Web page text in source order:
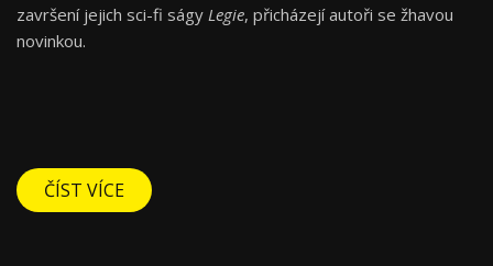
završení jejich sci-fi ságy Legie, přicházejí autoři se žhavou
novinkou.
ČÍST VÍCE